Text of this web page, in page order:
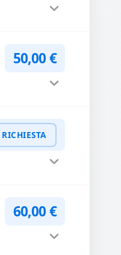
50,00€
RICHIESTA
60,00€